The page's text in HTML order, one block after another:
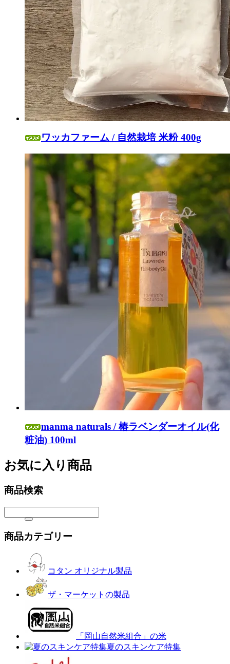
ワッカファーム / 自然栽培 米粉 400g
manma naturals / 椿ラベンダーオイル(化
粧油) 100ml
お気に入り商品
商品検索
商品カテゴリー
コタン オリジナル製品
ザ・マーケットの製品
「岡山自然米組合」の米
夏のスキンケア特集